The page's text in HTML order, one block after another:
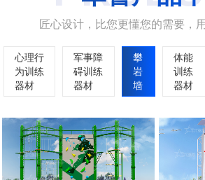
匠心设计，比您更懂您的需要，
心理行
为训练
器材
军事障
碍训练
器材
攀
岩
墙
体能
训练
器材